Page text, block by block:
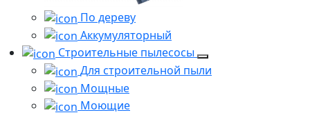
По дереву
Аккумуляторный
Строительные пылесосы
Для строительной пыли
Мощные
Моющие